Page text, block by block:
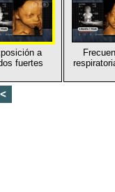
a
fuertes